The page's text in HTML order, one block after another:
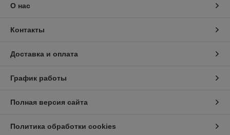
О нас
Контакты
Доставка и оплата
График работы
Полная версия сайта
Политика обработки cookies